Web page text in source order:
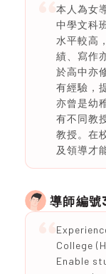
本人為女
中學文科
水平較高
績、寫作
於高中亦
有經驗，
亦曾是幼
有不同教
教授。在
及領導才
導師編號
College
Enable